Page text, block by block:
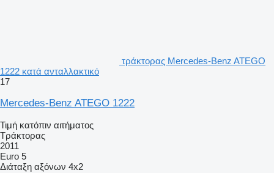
τράκτορας Mercedes-Benz ATEGO
1222 κατά ανταλλακτικό
17
Mercedes-Benz ATEGO 1222
Τιμή κατόπιν αιτήματος
Τράκτορας
2011
Euro 5
Διάταξη αξόνων 4x2